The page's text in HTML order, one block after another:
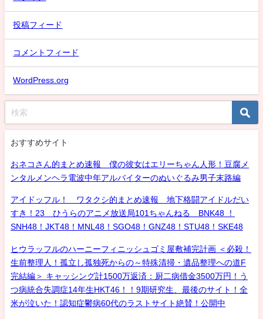
投稿フィード
コメントフィード
WordPress.org
おすすめサイト
おネコさん的まとめ速報 僕の彼女はエリーちゃん人形！豆腐メ
ンタルメンヘラ電波中年アルバイターのぬいぐるみ男子末路編
アイドッフル！ ワタクシ的まとめ速報 地下格闘アイドルだい
すき！23 ひうらのアニメ放送局101ちゃんねる BNK48 ！
SNH48！JKT48！MNL48！SGO48！GNZ48！STU48！SKE48
ヒウラッフルのハーニーフィニッシュゴミ屋敷補完計画 ＜必殺！
生前整理人！孤立し孤独死からの～特殊清掃・遺品整理への道F
完結編＞ キャッシング計1500万返済：厨二病借金3500万円！う
つ病統合失調症14年生HKT46！！9期研究生、最後のサイト！全
米が泣いた！認知症鬱病60代のラストサイト絶賛！公開中